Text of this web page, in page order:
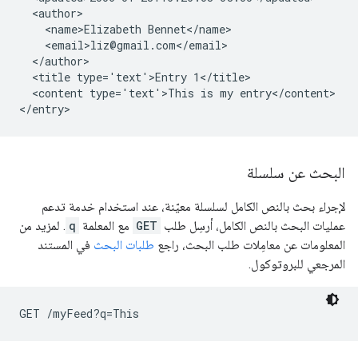
  <author>
    <name>Elizabeth Bennet</name>
    <email>liz@gmail.com</email>
  </author>
  <title type='text'>Entry 1</title>
  <content type='text'>This is my entry</content>
البحث عن سلسلة
لإجراء بحث بالنص الكامل لسلسلة معيّنة، عند استخدام خدمة تدعم
عمليات البحث بالنص الكامل، أرسِل طلب GET مع المعلمة q . لمزيد من
المعلومات عن معامِلات طلب البحث، راجع طلبات البحث في المستند
المرجعي للبروتوكول.